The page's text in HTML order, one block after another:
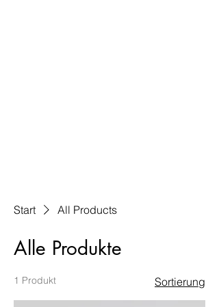
Start All Products
Alle Produkte
1 Produkt Sortierung